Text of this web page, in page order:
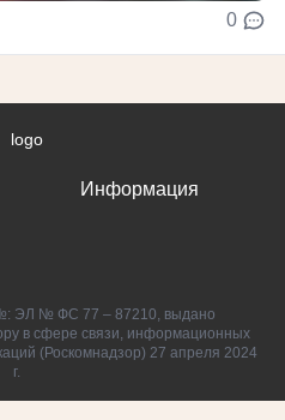
0
Информация
ЭЛ № ФС 77 – 87210, выдано
в сфере связи, информационных
(Роскомнадзор) 27 апреля 2024
г.